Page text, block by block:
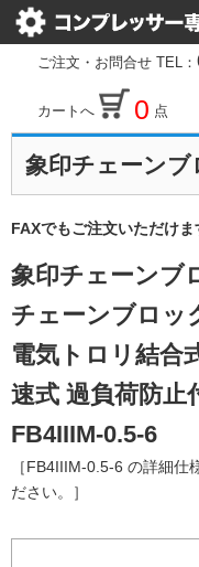
ご注文・お問合せ TEL：
カートへ 0 点
象印チェーンブ
FAXでもご注文いただけま
象印チェーンブ
チェーンブロッ
電気トロリ結合
速式 過負荷防止
FB4IIIM-0.5-6
［FB4IIIM-0.5-6 の詳細仕
ださい。］